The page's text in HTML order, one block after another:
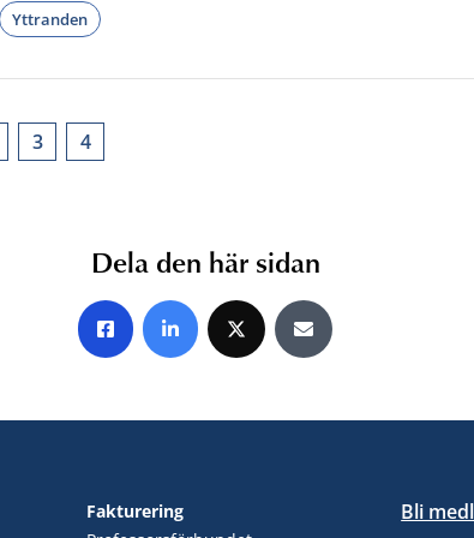
Yttranden
3 4
Dela den här sidan
Share on Facebook
Share on LinkedIn
Share on XShare by E-mail
Fakturering
Bli